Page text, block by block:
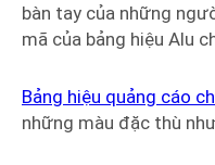
bàn tay của những
mã của bảng hiệu Alu
Bảng hiệu quảng cáo
những màu đặc thù